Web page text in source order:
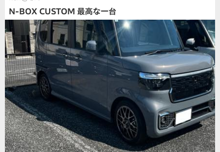
N-BOX CUSTOM 最高な一台